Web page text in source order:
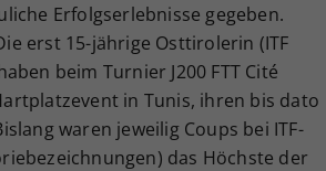
Erfolgserlebnisse gegeben.
erst 15-jährige Osttirolerin (ITF
beim Turnier J200 FTT Cité
in Tunis, ihren bis dato
waren jeweilig Coups bei ITF-
das Höchste der